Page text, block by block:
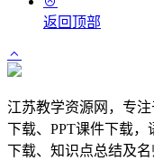
返回顶部
江苏教学资源网，专
下载、PPT课件下载
下载、知识点总结及名